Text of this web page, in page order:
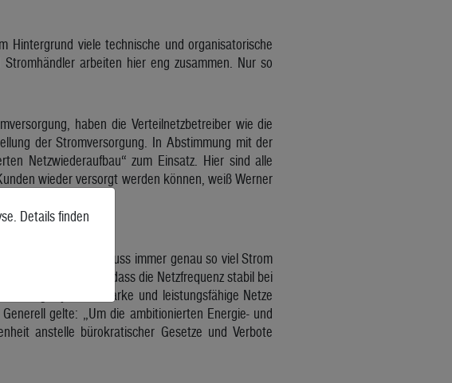
Hintergrund viele technische und organisatorische
arbeiten hier eng zusammen. Nur so
haben die Verteilnetzbetreiber wie die
der Stromversorgung. In Abstimmung mit der
Netzwiederaufbau“ zum Einsatz. Hier sind alle
wieder versorgt werden können, weiß Werner
Grundregel: Es muss immer genau so viel Strom
stellt sicher, dass die Netzfrequenz stabil bei
Energiesystems starke und leistungsfähige Netze
gelte: „Um die ambitionierten Energie- und
anstelle bürokratischer Gesetze und Verbote
Details finden